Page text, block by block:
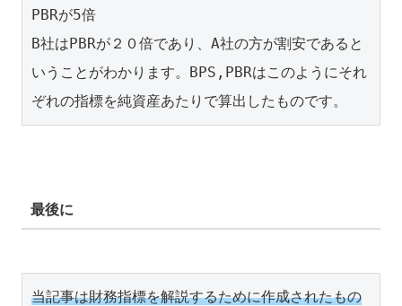
PBRが5倍
B社はPBRが２０倍であり、A社の方が割安であると
いうことがわかります。BPS,PBRはこのようにそれ
ぞれの指標を純資産あたりで算出したものです。
最後に
当記事は財務指標を解説するために作成されたもの